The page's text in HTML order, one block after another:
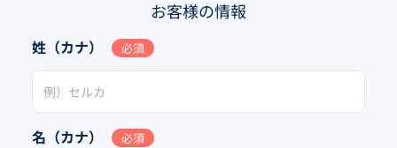
お客様の情報
姓（カナ） 必須
名（カナ） 必須